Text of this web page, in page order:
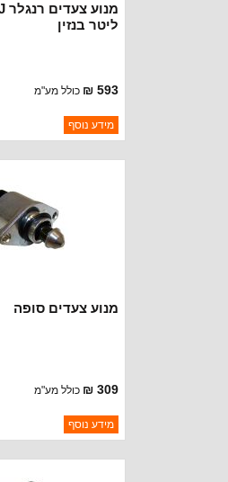
ליטר בנזין
593 ₪ כולל מע"מ
ברקוד: 4637073
יצרן:STANDARD MOTOR
מידע נוסף
מנוע צעדים סופה
309 ₪ כולל מע"מ
ברקוד: 4637071
יצרן:OAKMAN OFFROAD
מידע נוסף